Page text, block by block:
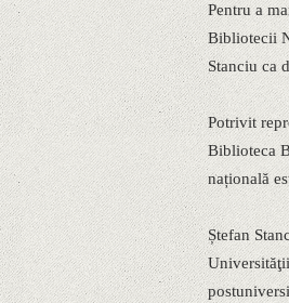
Pentru a
Bibliotecii
Stanciu ca
Potrivit
Biblioteca
națională
Ștefan